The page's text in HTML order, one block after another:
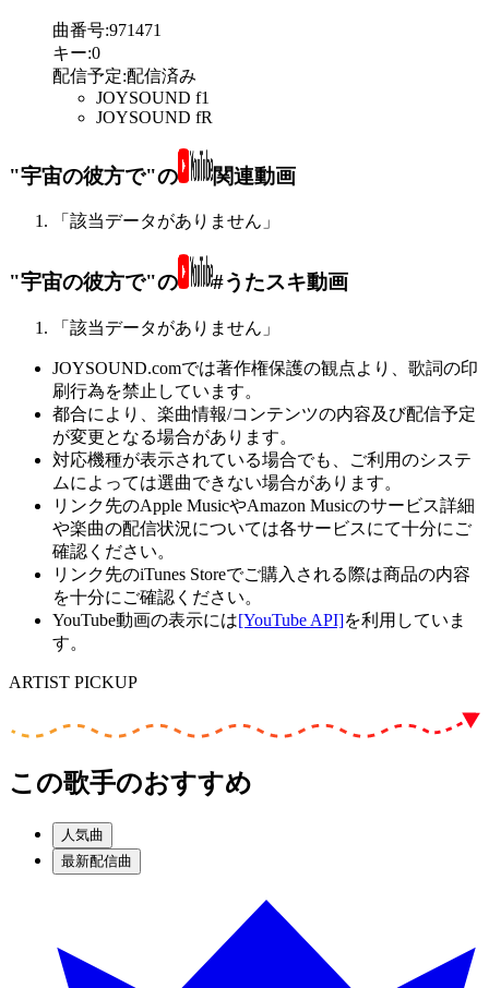
曲番号:971471
キー:0
配信予定:配信済み
JOYSOUND f1
JOYSOUND fR
"宇宙の彼方で"の 関連動画
「該当データがありません」
"宇宙の彼方で"の #うたスキ動画
「該当データがありません」
JOYSOUND.comでは著作権保護の観点より、歌詞の印
刷行為を禁止しています。
都合により、楽曲情報/コンテンツの内容及び配信予定
が変更となる場合があります。
対応機種が表示されている場合でも、ご利用のシステ
ムによっては選曲できない場合があります。
リンク先のApple MusicやAmazon Musicのサービス詳細
や楽曲の配信状況については各サービスにて十分にご
確認ください。
リンク先のiTunes Storeでご購入される際は商品の内容
を十分にご確認ください。
YouTube動画の表示には[YouTube API]を利用していま
す。
ARTIST PICKUP
この歌手のおすすめ
人気曲
最新配信曲